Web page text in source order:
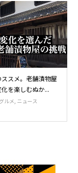
ススメ。老舗漬物屋
を楽しむぬか...
グルメ ニュース